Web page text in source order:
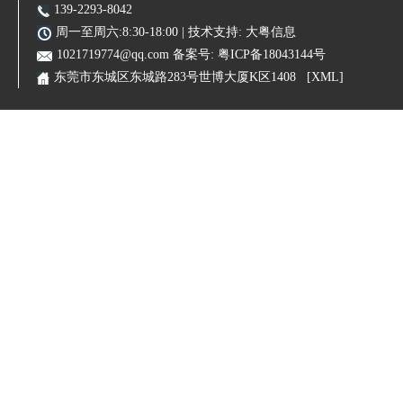
139-2293-8042
周一至周六:8:30-18:00 | 技术支持: 大粤信息
1021719774@qq.com 备案号: 粤ICP备18043144号
东莞市东城区东城路283号世博大厦K区1408
[XML]